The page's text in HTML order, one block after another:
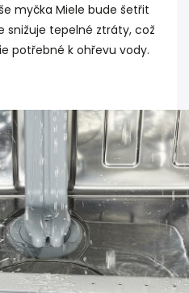
myčka Miele bude šetřit
snižuje tepelné ztráty, což
potřebné k ohřevu vody.